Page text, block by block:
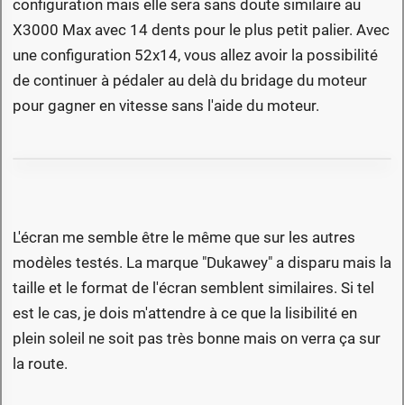
configuration mais elle sera sans doute similaire au
X3000 Max avec 14 dents pour le plus petit palier. Avec
une configuration 52x14, vous allez avoir la possibilité
de continuer à pédaler au delà du bridage du moteur
pour gagner en vitesse sans l'aide du moteur.
L'écran me semble être le même que sur les autres
modèles testés. La marque "Dukawey" a disparu mais la
taille et le format de l'écran semblent similaires. Si tel
est le cas, je dois m'attendre à ce que la lisibilité en
plein soleil ne soit pas très bonne mais on verra ça sur
la route.